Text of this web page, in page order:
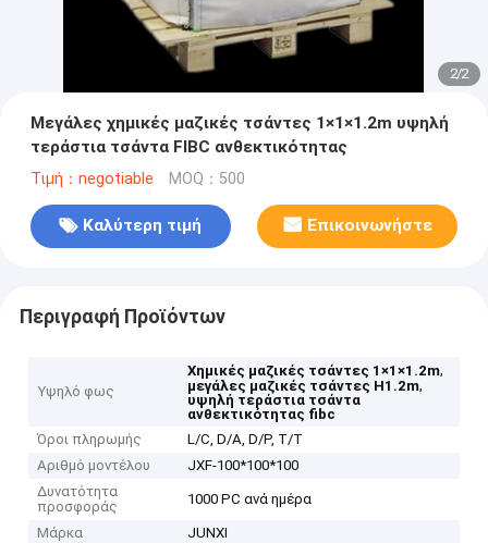
2/2
Μεγάλες χημικές μαζικές τσάντες 1×1×1.2m υψηλή
τεράστια τσάντα FIBC ανθεκτικότητας
Τιμή：negotiable MOQ：500
Καλύτερη τιμή Επικοινωνήστε
Περιγραφή Προϊόντων
Υψηλό φως
Χημικές μαζικές τσάντες 1×1×1.2m,
μεγάλες μαζικές τσάντες H1.2m,
υψηλή τεράστια τσάντα
ανθεκτικότητας fibc
Όροι πληρωμής
L/C, D/A, D/P, T/T
Αριθμό μοντέλου
JXF-100*100*100
Δυνατότητα
προσφοράς
1000 PC ανά ημέρα
Μάρκα
JUNXI